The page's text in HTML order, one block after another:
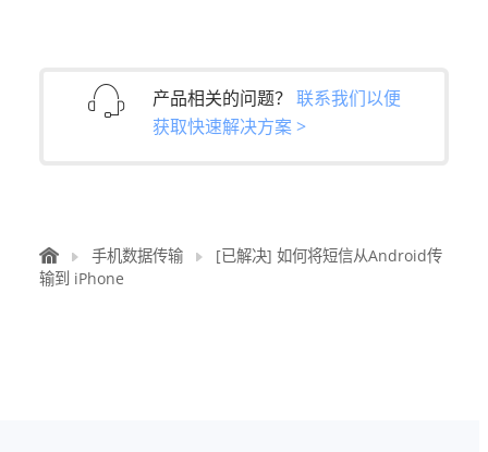
产品相关的问题？ 联系我们以便
获取快速解决方案 >
手机数据传输
[已解决] 如何将短信从Android传
输到 iPhone